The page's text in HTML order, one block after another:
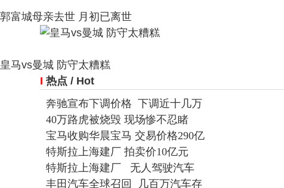
郭富城母亲去世 月初已离世
皇马vs曼城 防守太糟糕
I热点/ Hot
奔驰宣布下调价格 下调近十几万
40万路虎被烧毁 现场惨不忍睹
宝马收购华晨宝马 交易价格290亿
特斯拉上海建厂 拍卖价10亿元
特斯拉上海建厂 无人驾驶汽车
丰田汽车全球召回 几百万汽车存